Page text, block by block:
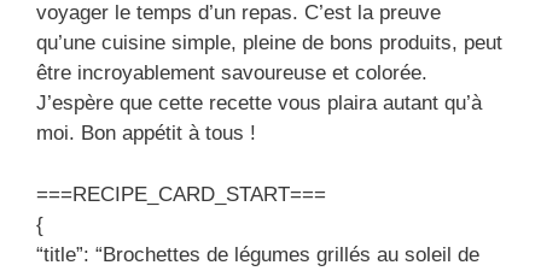
voyager le temps d’un repas. C’est la preuve
qu’une cuisine simple, pleine de bons produits, peut
être incroyablement savoureuse et colorée.
J’espère que cette recette vous plaira autant qu’à
moi. Bon appétit à tous !
===RECIPE_CARD_START===
{
“title”: “Brochettes de légumes grillés au soleil de